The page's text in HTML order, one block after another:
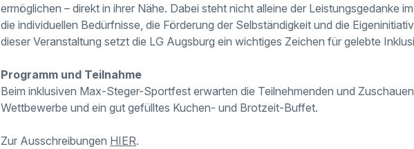
ermöglichen – direkt in ihrer Nähe. Dabei steht nicht alleine der Leistungsgedanke
die individuellen Bedürfnisse, die Förderung der Selbständigkeit und die
dieser Veranstaltung setzt die LG Augsburg ein wichtiges Zeichen für gelebte
Programm und Teilnahme
Beim inklusiven Max-Steger-Sportfest erwarten die Teilnehmenden und
Wettbewerbe und ein gut gefülltes Kuchen- und Brotzeit-Buffet.
Zur Ausschreibungen HIER.